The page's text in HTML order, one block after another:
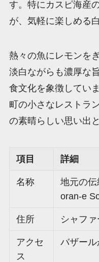
す。特にカスピ海産
が、気軽に楽しめる
熱々の魚にレモンを
淡白ながらも濃厚な
食文化を象徴してい
町の小さなレストラ
の素晴らしい思い出
項目 詳細
名称
地元の
oran-e
住所 シャフ
アクセ
ス
バザー